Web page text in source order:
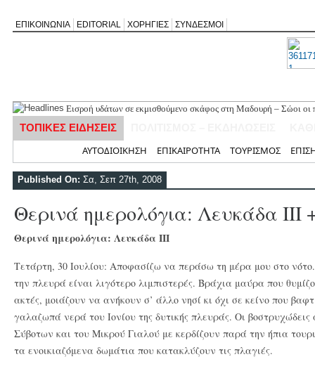
ΕΠΙΚΟΙΝΩΝΙΑ EDITORIAL ΧΟΡΗΓΙΕΣ ΣΥΝΔΕΣΜΟΙ
Εισροή υδάτων σε εκμισθούμενο σκάφος στη Μαδουρή – Σώοι οι
ΣΧΟΛΙΟ ΣΤΟ ΔΗΜΟΣΙΕΥΜΑ: «Η Φαρμακολύτρια» του
Καλλιγωνίου (της Χριστίνας Μιχαλά)
Άγιος Νικήτας: Απορρίφθηκε αίτημα για φιλανθρωπική δράση
Νέο Τουριστικό Χωροταξικό: Τι αλλάζει σε Λευκάδα και
και τουριστική ανάπτυξη
ΤΟΠΙΚΕΣ ΕΙΔΗΣΕΙΣ
ΑΥΤΟΔΙΟΙΚΗΣΗ ΕΠΙΚΑΙΡΟΤΗΤΑ ΤΟΥΡΙΣΜΟΣ
Published On: Σα, Σεπ 27th, 2008
Θερινά ημερολόγια: Λευκάδα ΙΙΙ
Θερινά ημερολόγια: Λευκάδα ΙII
Τετάρτη, 30 Ιουλίου: Αποφασίζω να περάσω τη μέρα μου στο
την πλευρά είναι λιγότερο λιμπιστερές. Βράχια μαύρα που
ακτές, μοιάζουν να ανήκουν σ’ άλλο νησί κι όχι σε κείνο που
γαλαζωπά νερά του Ιονίου της δυτικής πλευράς. Οι βοστρυχώδεις
Σύβοτων και του Μικρού Γιαλού με κερδίζουν παρά την ήπια
τα ενοικιαζόμενα δωμάτια που κατακλύζουν τις πλαγιές.